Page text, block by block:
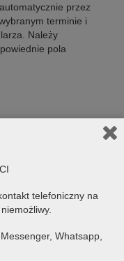
przez
terminie i
Należy
pola
ofert z naszego
telefoniczny na
Whatsapp,